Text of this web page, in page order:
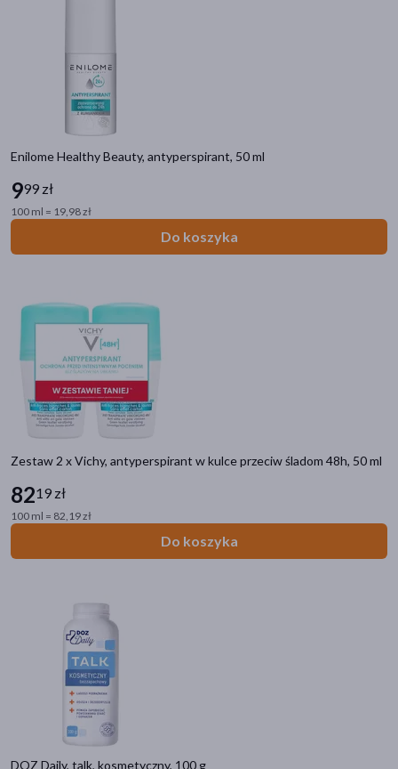
Enilome Healthy Beauty, antyperspirant, 50 ml
999 zł
100 ml = 19,98 zł
Do koszyka
Zestaw 2 x Vichy, antyperspirant w kulce przeciw śladom 48h, 50 ml
8219 zł
100 ml = 82,19 zł
Do koszyka
DOZ Daily, talk, kosmetyczny, 100 g